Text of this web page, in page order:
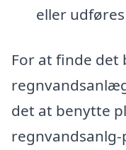
eller
For at finde det
det at benytte